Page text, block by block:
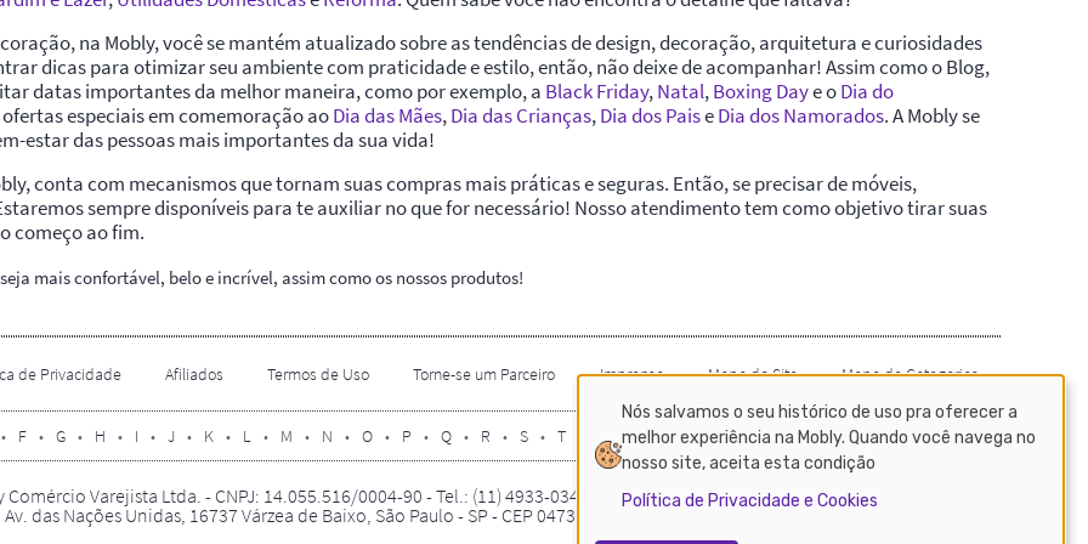
Nós salvamos o seu histórico de uso pra oferecer a
melhor experiência na Mobly. Quando você navega no
nosso site, aceita esta condição
Política de Privacidade e Cookies